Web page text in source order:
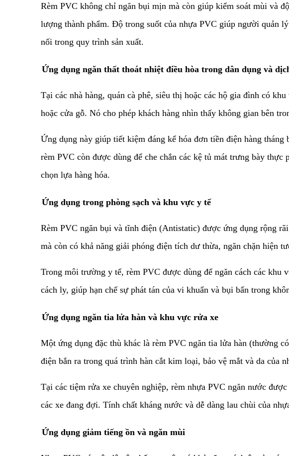
​Rèm PVC không chỉ ngăn bụi mịn mà còn giúp kiểm soát mùi và
lượng thành phẩm. Độ trong suốt của nhựa PVC giúp người quản
nối trong quy trình sản xuất.
​Ứng dụng ngăn thất thoát nhiệt điều hòa trong dân dụng và
​Tại các nhà hàng, quán cà phê, siêu thị hoặc các hộ gia đình có
hoặc cửa gỗ. Nó cho phép khách hàng nhìn thấy không gian bên
​Ứng dụng này giúp tiết kiệm đáng kể hóa đơn tiền điện hàng
rèm PVC còn được dùng để che chắn các kệ tủ mát trưng bày
chọn lựa hàng hóa.
​Ứng dụng trong phòng sạch và khu vực y tế
​Rèm PVC ngăn bụi và tĩnh điện (Antistatic) được ứng dụng rộng
mà còn có khả năng giải phóng điện tích dư thừa, ngăn chặn hiện
​Trong môi trường y tế, rèm PVC được dùng để ngăn cách các
cách ly, giúp hạn chế sự phát tán của vi khuẩn và bụi bẩn trong
​Ứng dụng ngăn tia lửa hàn và khu vực rửa xe
​Một ứng dụng đặc thù khác là rèm PVC ngăn tia lửa hàn (thường
điện bắn ra trong quá trình hàn cắt kim loại, bảo vệ mắt và da của
​Tại các tiệm rửa xe chuyên nghiệp, rèm nhựa PVC ngăn nước
các xe đang đợi. Tính chất kháng nước và dễ dàng lau chùi của
​Ứng dụng giảm tiếng ồn và ngăn mùi